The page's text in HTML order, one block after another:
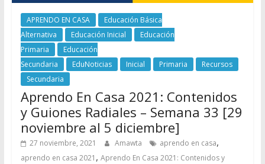
APRENDO EN CASA
Educación Básica
Alternativa
Educación Inicial
Educación
Primaria
Educación
Secundaria
EduNoticias Inicial Primaria
Recursos
Secundaria
Aprendo En Casa 2021: Contenidos
y Guiones Radiales – Semana 33 [29
noviembre al 5 diciembre]
27 noviembre, 2021 Amawta aprendo en casa,
aprendo en casa 2021 , Aprendo En Casa 2021: Contenidos y